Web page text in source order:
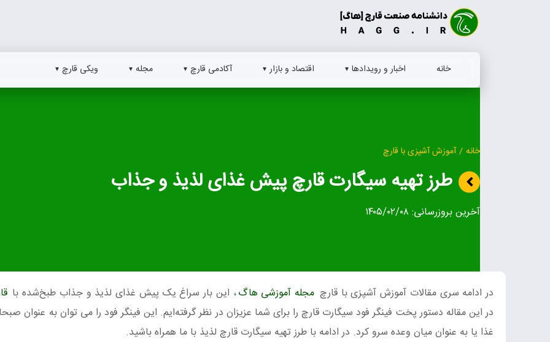
خانه اخبار و رویدادها اقتصاد و بازار آکادمی قارچ مجله ویکی قارچ
خانه / آموزش آشپزی با قارچ
طرز تهیه سیگارت قارچ پیش غذای لذیذ و جذاب
آخرین بروزرسانی:۱۴۰۵/۰۲/۰۸
در ادامه سری مقالات آموزش آشپزی با قارچ مجله آموزشی هاگ، این بار سراغ یک پیش غذای لذیذ و جذاب طبخ‌شده با
در این مقاله دستور پخت فینگر فود سیگارت قارچ را برای شما عزیزان در نظر گرفته‌ایم. این فینگر فود را می توان به عنوان
غذا یا به عنوان میان وعده سرو کرد. در ادامه با طرز تهیه سیگارت قارچ لذیذ با ما همراه باشید.